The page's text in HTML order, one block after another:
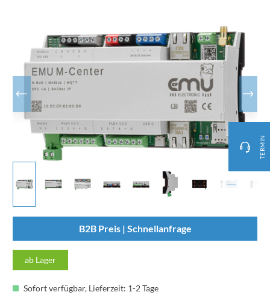
TERMIN
B2B Preis | Schnellanfrage
ab Lager
Sofort verfügbar, Lieferzeit: 1-2 Tage